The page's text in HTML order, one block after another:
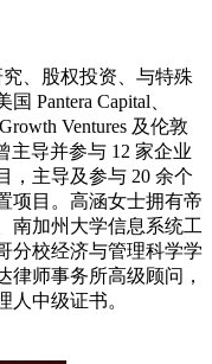
、股权投资、与特殊
Pantera Capital、
Ventures 及伦敦
主导并参与 12 家企业
，主导及参与 20 余个
项目。高涵女士拥有帝
南加州大学信息系统工
分校经济与管理科学学
律师事务所高级顾问，
人中级证书。